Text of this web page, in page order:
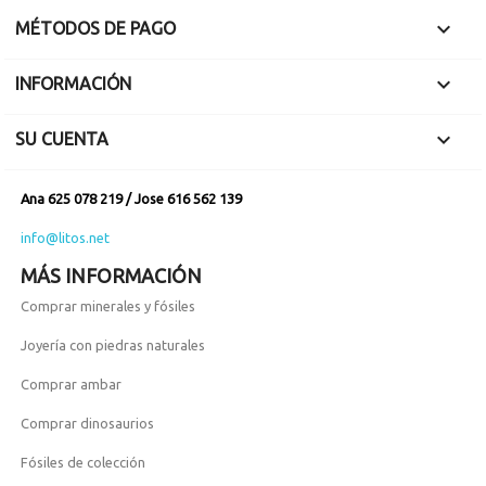
MÉTODOS DE PAGO 
INFORMACIÓN 
SU CUENTA 
Ana 625 078 219 / Jose 616 562 139
info@litos.net
MÁS INFORMACIÓN
Comprar minerales y fósiles
Joyería con piedras naturales
Comprar ambar
Comprar dinosaurios
Fósiles de colección